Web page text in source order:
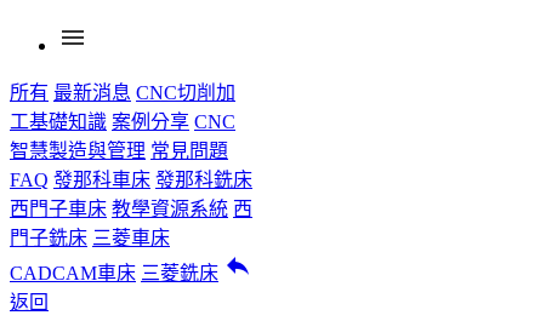
menu
所有 最新消息 CNC切削加
工基礎知識 案例分享 CNC
智慧製造與管理 常見問題
FAQ 發那科車床 發那科銑床
西門子車床 教學資源系統 西
門子銑床 三菱車床
CADCAM車床 三菱銑床 reply
返回